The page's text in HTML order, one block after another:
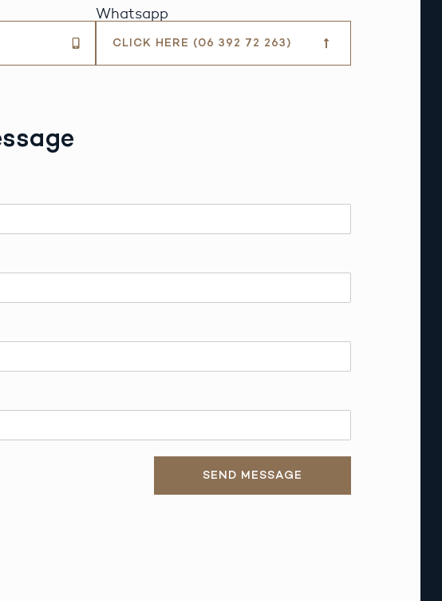
Whatsapp
CLICK HERE (06 392 72 263)
SEND MESSAGE